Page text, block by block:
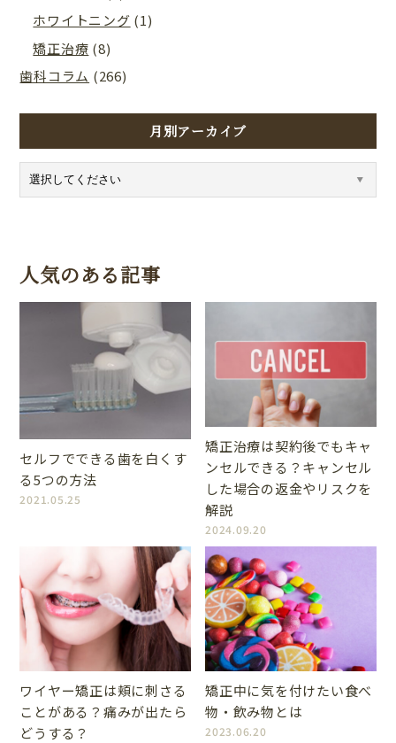
ホワイトニング (1)
矯正治療 (8)
歯科コラム (266)
月別アーカイブ
人気のある記事
セルフでできる歯を白くす
る5つの方法
2021.05.25
矯正治療は契約後でもキャ
ンセルできる？キャンセル
した場合の返金やリスクを
解説
2024.09.20
ワイヤー矯正は頬に刺さる
ことがある？痛みが出たら
どうする？
矯正中に気を付けたい食べ
物・飲み物とは
2023.06.20